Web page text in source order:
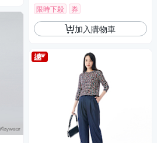
限時下殺 券
加入購物車